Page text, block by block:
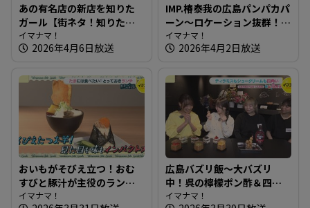
あの有名店の新店を知りた
ガール【街ネタ！知りたガ
ール】
イマナマ！
2026年4月6日放送
IMP.椿泰我の広島パンパカパ
ーン～ロケーション抜群！
観光客も集まる人気スポッ
トのパン屋さん
イマナマ！
2026年4月2日放送
おいもがそびえ立つ！おむ
すびと豚汁が主役のランチ
～おむすびと豚汁 nae【た
イマナマ！
広島バズリ飯～大バズリ
中！呉の檸檬ポン酢＆四角
いスイーツ【街ネタ！知り
イマナマ！